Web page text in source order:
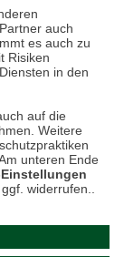
auch
es auch zu
Risiken
in den
auf die
Weitere
Am unteren Ende
widerrufen..
Schutzgesetz
Shop